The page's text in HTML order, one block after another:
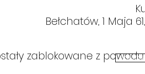
Bełchatów, 1 Maja
zablokowane z